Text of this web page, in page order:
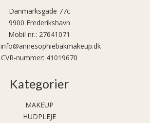
Danmarksgade 77c
9900 Frederikshavn
Mobil nr.: 27641071
info@annesophiebakmakeup.dk
CVR-nummer: 41019670
Kategorier
MAKEUP
HUDPLEJE